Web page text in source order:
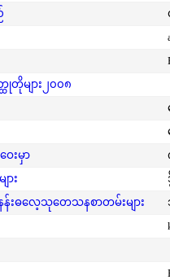
တိုများ၂၀၀၈
းမှာ
ား
န်းဓလေ့သုတေသနစာတမ်းများ